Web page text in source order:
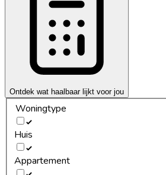
Ontdek wat haalbaar lijkt voor jou
Woningtype
Huis
Appartement